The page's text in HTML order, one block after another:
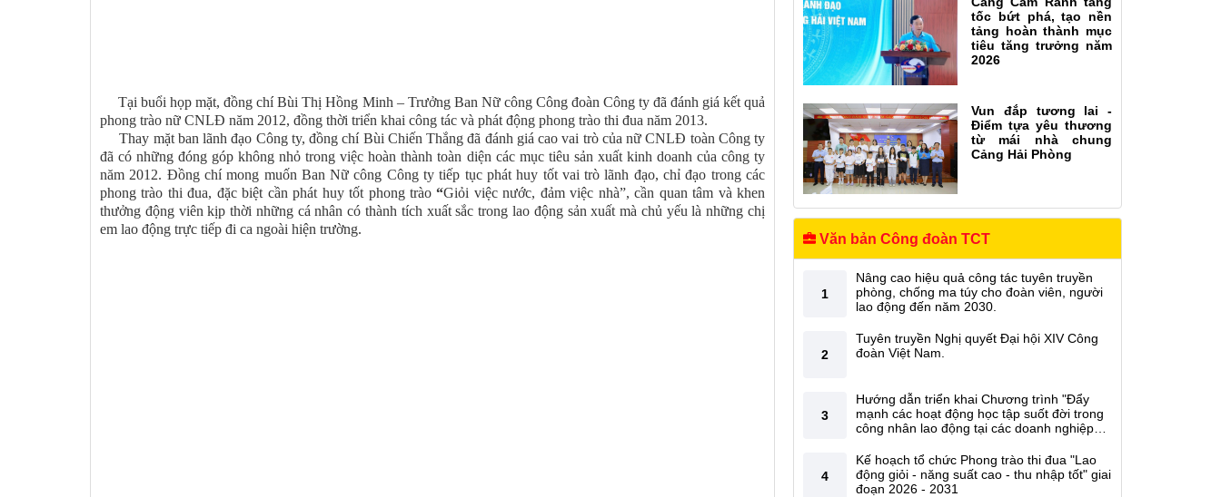
Tại buổi họp mặt, đồng chí Bùi Thị Hồng Minh – Trưởng Ban Nữ công Công đoàn Công ty đã đánh giá kết quả
phong trào nữ CNLĐ năm 2012, đồng thời triển khai công tác và phát động phong trào thi đua năm 2013.
Thay mặt ban lãnh đạo Công ty, đồng chí Bùi Chiến Thắng đã đánh giá cao vai trò của nữ CNLĐ toàn Công ty
đã có những đóng góp không nhỏ trong việc hoàn thành toàn diện các mục tiêu sản xuất kinh doanh của công ty
năm 2012. Đồng chí mong muốn Ban Nữ công Công ty tiếp tục phát huy tốt vai trò lãnh đạo, chỉ đạo trong các
phong trào thi đua, đặc biệt cần phát huy tốt phong trào“Giỏi việc nước, đảm việc nhà”, cần quan tâm và khen
thưởng động viên kịp thời những cá nhân có thành tích xuất sắc trong lao động sản xuất mà chủ yếu là những chị
em lao động trực tiếp đi ca ngoài hiện trường.
tốc bứt phá, tạo nền
tảng hoàn thành mục
tiêu tăng trưởng năm
2026
Vun đắp tương lai -
Điểm tựa yêu thương
từ mái nhà chung
Cảng Hải Phòng
Văn bản Công đoàn TCT
1
Nâng cao hiệu quả công tác tuyên truyền
phòng, chống ma túy cho đoàn viên, người
lao động đến năm 2030.
2
Tuyên truyền Nghị quyết Đại hội XIV Công
đoàn Việt Nam.
3
Hướng dẫn triển khai Chương trình "Đẩy
mạnh các hoạt động học tập suốt đời trong
công nhân lao động tại các doanh nghiệp
các cấp Công đoàn Tổng công ty.
4
Kế hoạch tổ chức Phong trào thi đua "Lao
động giỏi - năng suất cao - thu nhập tốt" giai
đoạn 2026 - 2031